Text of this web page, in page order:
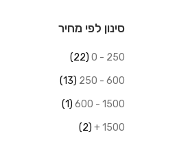
סינון לפי מחיר
250 - 0
(22)
600 - 250
(13)
1500 - 600
(1)
1500 +
(2)